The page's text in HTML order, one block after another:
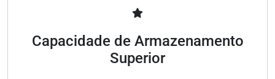
Capacidade de Armazenamento
Superior